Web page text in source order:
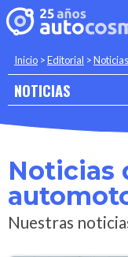
Inicio >Editorial >Noticias
NOTICIAS
Noticias
Nuestras